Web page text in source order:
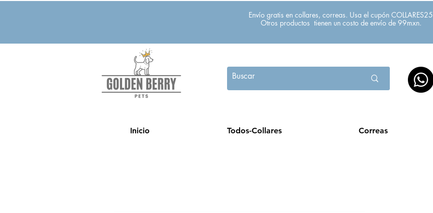
Envío gratis en collares, correas. Usa el cupón COLLARES25
Otros productos tienen un costo de envío de 99mxn.
Inicio Todos-Collares Correas